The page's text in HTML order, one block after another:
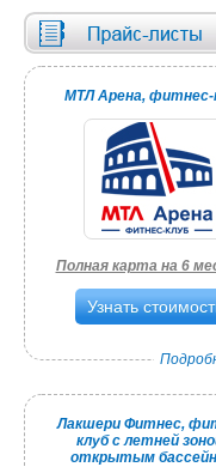
МТЛ Арена, фитнес-
Полная карта на 6
Узнать
Лакшери Фитнес,
клуб с летней
открытым